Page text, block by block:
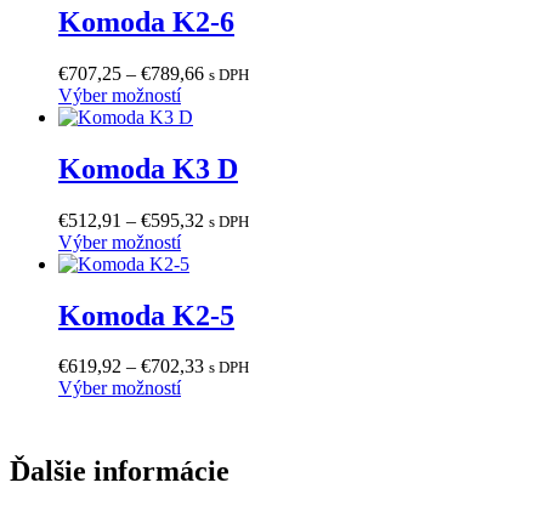
€435,42
viacero
variantov.
si
môžete
vybrať
stránke
produktu.
Komoda K2-6
€707,25 – €789,66Price
€789,66
s DPH
Výber možnostíTento
produkt
viacero
variantov.
si
môžete
vybrať
stránke
produktu.
Komoda K3 D
€512,91 – €595,32 Price
€595,32
s DPH
Výber možnostíTento
produkt
viacero
variantov.
si
môžete
stránke
produktu.
Komoda K2-5
€619,92 – €702,33Price
s DPH
Výber možnostíTento
variantov.
Ďalšie informácie